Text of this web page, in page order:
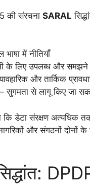
की संरचना SARAL
में नीतियाँ
के लिए उपलब्ध और समझने
और तार्किक
सुगमता से लागू किए जा
कि डेटा संरक्षण अत्यधिक
और संगठनों दोनों